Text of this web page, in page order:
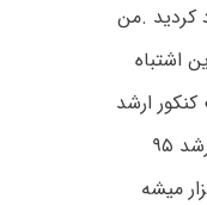
کردید .من
اشتباه
کنکور ارشد
سراسری ۹۵ هست و کنکور ارشد ۹۵